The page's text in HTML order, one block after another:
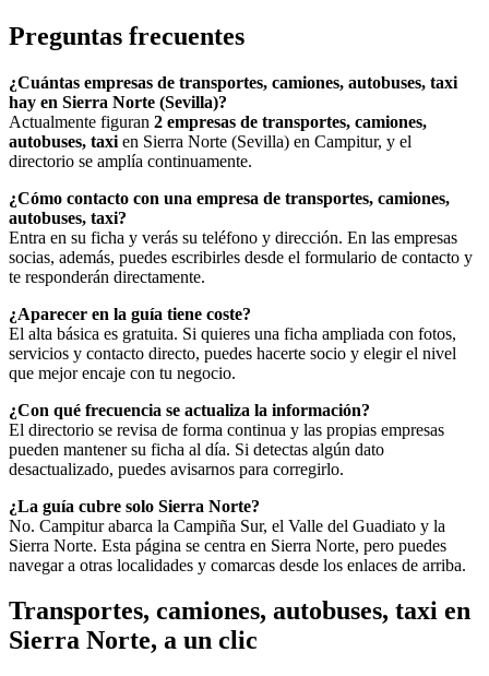
Preguntas frecuentes
¿Cuántas empresas de transportes, camiones, autobuses, taxi
hay en Sierra Norte (Sevilla)?
Actualmente figuran 2 empresas de transportes, camiones,
autobuses, taxi en Sierra Norte (Sevilla) en Campitur, y el
directorio se amplía continuamente.
¿Cómo contacto con una empresa de transportes, camiones,
autobuses, taxi?
Entra en su ficha y verás su teléfono y dirección. En las empresas
socias, además, puedes escribirles desde el formulario de contacto y
te responderán directamente.
¿Aparecer en la guía tiene coste?
El alta básica es gratuita. Si quieres una ficha ampliada con fotos,
servicios y contacto directo, puedes hacerte socio y elegir el nivel
que mejor encaje con tu negocio.
¿Con qué frecuencia se actualiza la información?
El directorio se revisa de forma continua y las propias empresas
pueden mantener su ficha al día. Si detectas algún dato
desactualizado, puedes avisarnos para corregirlo.
¿La guía cubre solo Sierra Norte?
No. Campitur abarca la Campiña Sur, el Valle del Guadiato y la
Sierra Norte. Esta página se centra en Sierra Norte, pero puedes
navegar a otras localidades y comarcas desde los enlaces de arriba.
Transportes, camiones, autobuses, taxi en
Sierra Norte, a un clic